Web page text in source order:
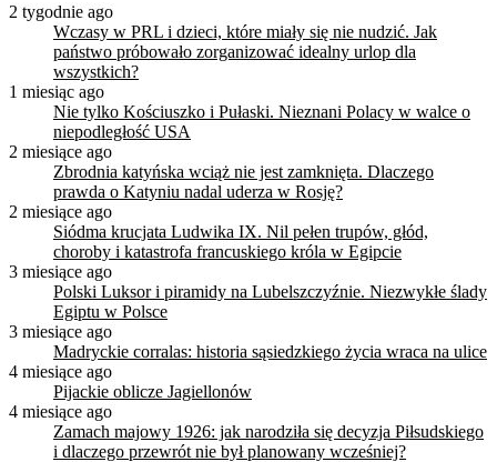
2 tygodnie ago
Wczasy w PRL i dzieci, które miały się nie nudzić. Jak
państwo próbowało zorganizować idealny urlop dla
wszystkich?
1 miesiąc ago
Nie tylko Kościuszko i Pułaski. Nieznani Polacy w walce o
niepodległość USA
2 miesiące ago
Zbrodnia katyńska wciąż nie jest zamknięta. Dlaczego
prawda o Katyniu nadal uderza w Rosję?
2 miesiące ago
Siódma krucjata Ludwika IX. Nil pełen trupów, głód,
choroby i katastrofa francuskiego króla w Egipcie
3 miesiące ago
Polski Luksor i piramidy na Lubelszczyźnie. Niezwykłe ślady
Egiptu w Polsce
3 miesiące ago
Madryckie corralas: historia sąsiedzkiego życia wraca na ulice
4 miesiące ago
Pijackie oblicze Jagiellonów
4 miesiące ago
Zamach majowy 1926: jak narodziła się decyzja Piłsudskiego
i dlaczego przewrót nie był planowany wcześniej?